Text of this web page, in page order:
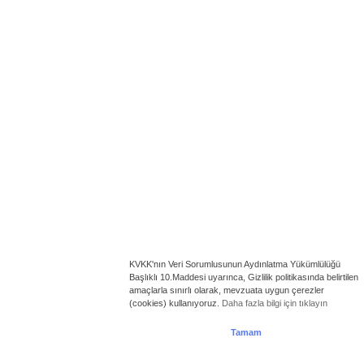
KVKK'nın Veri Sorumlusunun Aydınlatma Yükümlülüğü
Başlıklı 10.Maddesi uyarınca, Gizlilik politikasında belirtilen
amaçlarla sınırlı olarak, mevzuata uygun çerezler
(cookies) kullanıyoruz. Daha fazla bilgi için tıklayın
Tamam